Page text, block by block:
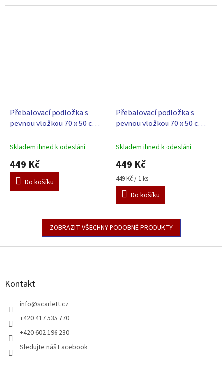
5
Přebalovací podložka s
pevnou vložkou 70 x 50 cm -
Skladem ihned k odeslání
449 Kč
Do košíku
Přebalovací podložka s
pevnou vložkou 70 x 50 cm -
Skladem ihned k odeslání
449 Kč
Měrná
cena:
449 Kč / 1 ks
Do košíku
ZOBRAZIT VŠECHNY PODOBNÉ PRODUKTY
Z
Kontakt
info@scarlett.cz
+420 417 535 770
+420 602 196 230
Sledujte náš Facebook